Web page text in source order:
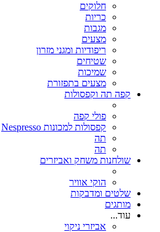
חלוקים
כריות
מגבות
מצעים
ריפודיות ומגני מזרון
שטיחים
שמיכות
מצעים בתפזורת
קפה תה וקפסולות
פולי קפה
קפסולות למכונות Nespresso
תה
תה
שולחנות משחק ואביזרים
הוקי אוויר
שלטים ומדבקות
מותגים
עוד...
אביזרי ניקוי